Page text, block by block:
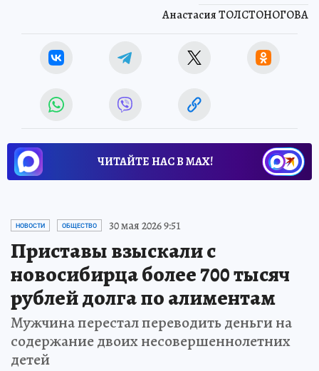
Анастасия ТОЛСТОНОГОВА
ЧИТАЙТЕ НАС В МАХ!
НОВОСТИ ОБЩЕСТВО 30 мая 2026 9:51
Приставы взыскали с
новосибирца более 700 тысяч
рублей долга по алиментам
Мужчина перестал переводить деньги на
содержание двоих несовершеннолетних
детей